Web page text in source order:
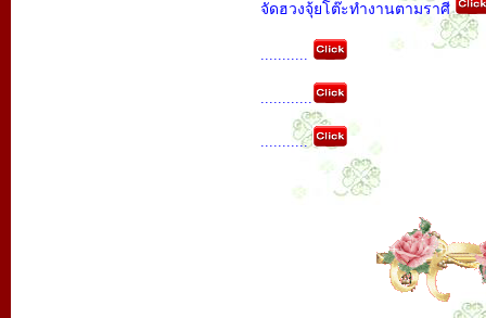
จัดฮวงจุ้ยโต๊ะทำงานตามราศี
...........
............
...........